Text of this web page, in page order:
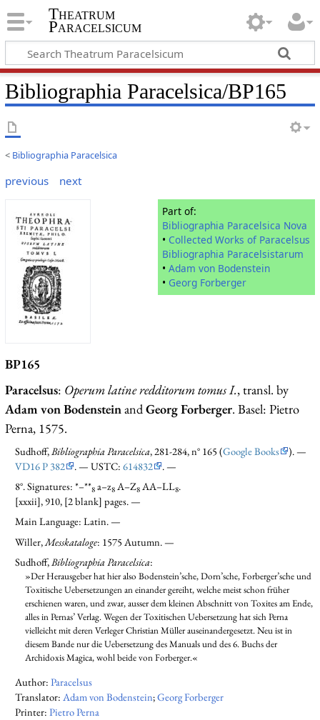
Theatrum
Paracelsicum
Bibliographia Paracelsica/BP165
< Bibliographia Paracelsica
previous next
Part of:
Bibliographia Paracelsica Nova
• Collected Works of Paracelsus
Bibliographia Paracelsistarum
•Adam von Bodenstein
• Georg Forberger
BP165
Paracelsus: Operum latine redditorum tomus I., transl. by
Adam von BodensteinandGeorg Forberger. Basel: Pietro
Perna, 1575.
Sudhoff, Bibliographia Paracelsica, 281-284, n° 165 (Google Books
). —
VD16 P 382
. — USTC:614832
. —
8°. Signatures: *–**8 a–z8 A–Z8 AA–LL8.
[xxxii], 910, [2 blank] pages. —
Main Language: Latin. —
Willer, Messkataloge: 1575 Autumn. —
Sudhoff,Bibliographia Paracelsica:
»Der Herausgeber hat hier also Bodenstein’sche, Dorn’sche, Forberger’sche und
Toxitische Uebersetzungen an einander gereiht, welche meist schon früher
erschienen waren, und zwar, ausser dem kleinen Abschnitt von Toxites am Ende,
alles in Pernas’ Verlag. Wegen der Toxitischen Uebersetzung hat sich Perna
vielleicht mit deren Verleger Christian Müller auseinandergesetzt. Neu ist in
diesem Bande nur die Uebersetzung des Manuals und des 6. Buchs der
Archidoxis Magica, wohl beide von Forberger.«
Author:Paracelsus
Translator:Adam von Bodenstein;Georg Forberger
Printer:Pietro Perna